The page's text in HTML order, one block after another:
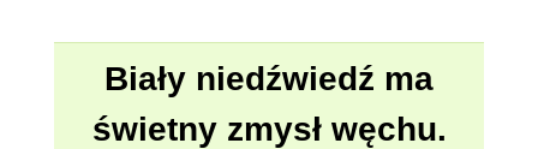
Biały niedźwiedź ma
świetny zmysł węchu.